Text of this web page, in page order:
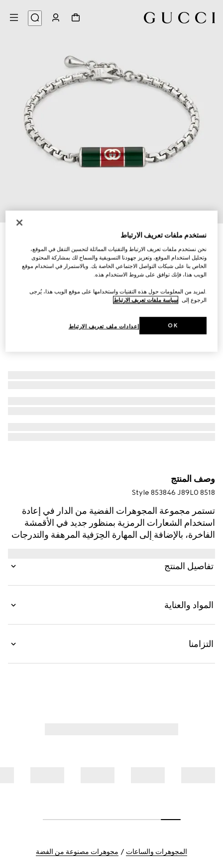
سوار مع تفصيل شريط ويب
AED 2,900
وصف المنتج
Style ‎853846 J89L0 8518
تستمر مجموعة المجوهرات الفضية من الدار في إعادة
استخدام الشعارات الرمزية بمنظور جديد في الأقمشة
الفاخرة، بالإضافة إلى المهارة الحِرَفية المرهفة والتدرجات
تفاصيل المنتج
المواد والعناية
التزامنا
المجوهرات والساعات
مجوهرات مصنوعة من الفضة
نستخدم ملفات تعريف الارتباط
نحن نستخدم ملفات تعريف الارتباط والتقنيات المماثلة لتحسين التنقل في الموقع،
وتحليل استخدام الموقع، وتعزيز جهودنا التسويقية والسماح لك بمشاركة المحتوى
الخاص بنا على شبكات التواصل الاجتماعي الخاصة بك. وبالاستمرار في استخدام موقع
الويب هذا، فإنك توافق على شروط الاستخدام هذه.
.لمزيد من المعلومات حول هذه التقنيات واستخدامها على موقع الويب هذا، يُرجى
الرجوع إلى سياسة ملفات تعريف الارتباط
إعدادات ملف تعريف الارتباط OK